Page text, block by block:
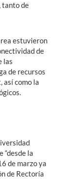
tanto de
estuvieron
de
las
de recursos
así como la
“desde la
de marzo ya
de Rectoría